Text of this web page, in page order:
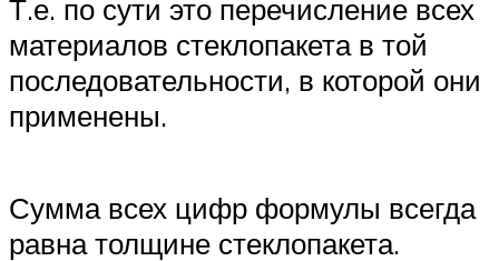
Т.е. по сути это перечисление всех
материалов стеклопакета в той
последовательности, в которой они
применены.
Сумма всех цифр формулы всегда
равна толщине стеклопакета.